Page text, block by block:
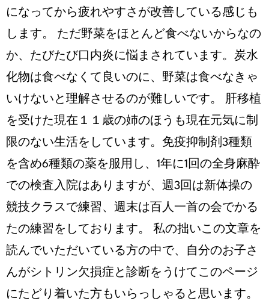
になってから疲れやすさが改善している感じも
します。 ただ野菜をほとんど食べないからなの
か、たびたび口内炎に悩まされています。炭水
化物は食べなくて良いのに、野菜は食べなきゃ
いけないと理解させるのが難しいです。 肝移植
を受けた現在１１歳の姉のほうも現在元気に制
限のない生活をしています。免疫抑制剤3種類
を含め6種類の薬を服用し、1年に1回の全身麻酔
での検査入院はありますが、週3回は新体操の
競技クラスで練習、週末は百人一首の会でかる
たの練習をしております。 私の拙いこの文章を
読んでいただいている方の中で、自分のお子さ
んがシトリン欠損症と診断をうけてこのページ
にたどり着いた方もいらっしゃると思います。